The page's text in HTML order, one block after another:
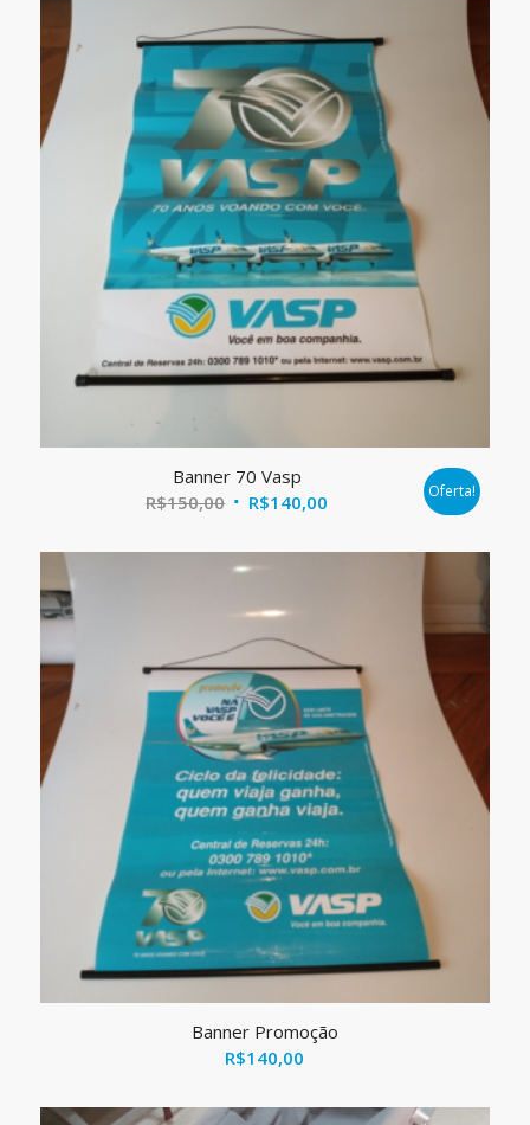
Banner 70 Vasp
R$150,00 O
original
R$150,00.
R$140,00
atual
Oferta!
Banner Promoção
R$140,00